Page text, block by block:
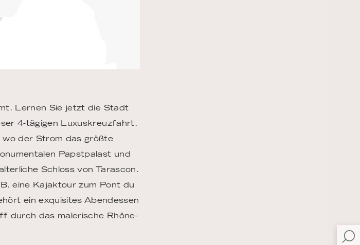
Lernen Sie jetzt die Stadt
4-tägigen Luxuskreuzfahrt.
wo der Strom das größte
Papstpalast und
Schloss von Tarascon.
eine Kajaktour zum Pont du
ein exquisites Abendessen
durch das malerische Rhône-